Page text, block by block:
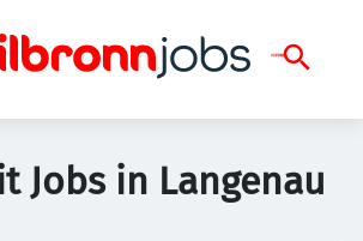
Jobs in Langenau